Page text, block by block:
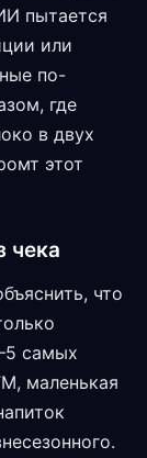
пытается
или
по-
где
в двух
этот
чека
что
самых
маленькая